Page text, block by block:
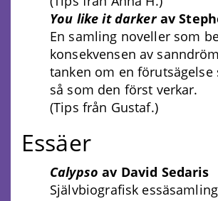
You like it darkerav
En samling noveller som
konsekvensen av
tanken om en förutsägelse
så som den först verkar.
(Tips från Gustaf.)
Essäer
Calypsoav David Sedaris
Självbiografisk